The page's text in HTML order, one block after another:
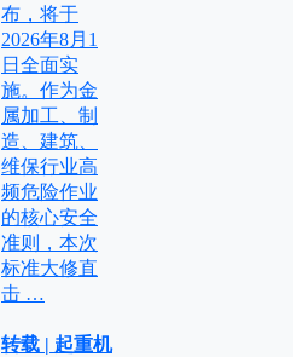
布，将于
2026年8月1
日全面实
施。作为金
属加工、制
造、建筑、
维保行业高
频危险作业
的核心安全
准则，本次
标准大修直
击 …
转载 | 起重机